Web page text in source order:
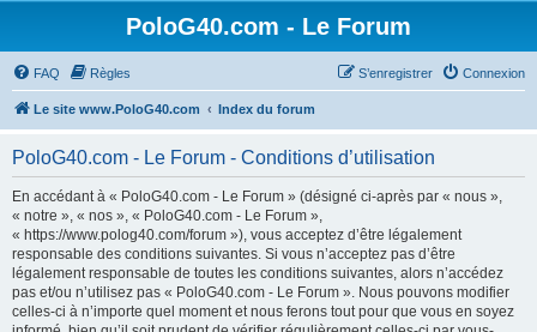
PoloG40.com - Le Forum
FAQ Règles Connexion
S’enregistrer
Le site www.PoloG40.com Index du forum
PoloG40.com - Le Forum - Conditions d’utilisation
En accédant à « PoloG40.com - Le Forum » (désigné ci-après par « nous »,
« notre », « nos », « PoloG40.com - Le Forum »,
« https://www.polog40.com/forum »), vous acceptez d’être légalement
responsable des conditions suivantes. Si vous n’acceptez pas d’être
légalement responsable de toutes les conditions suivantes, alors n’accédez
pas et/ou n’utilisez pas « PoloG40.com - Le Forum ». Nous pouvons modifier
celles-ci à n’importe quel moment et nous ferons tout pour que vous en soyez